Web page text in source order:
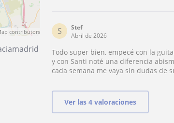
contributors S
Stef
Abril de 2026
Todo super bien, empecé con la
y con Santi noté una diferencia
cada semana me vaya sin dudas de
Ver las 4 valoraciones